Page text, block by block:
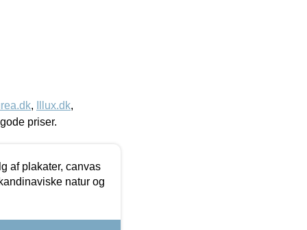
, Illux.dk,
priser.
af plakater, canvas
natur og